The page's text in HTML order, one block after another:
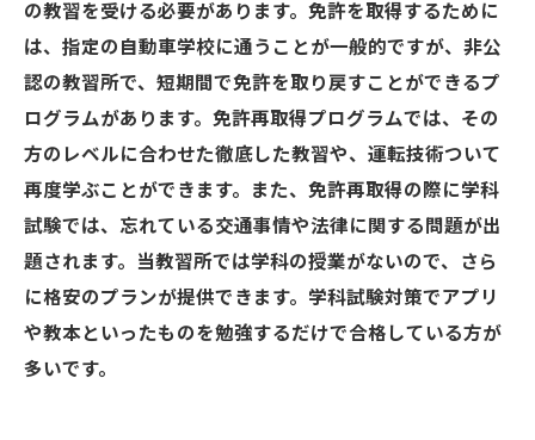
の教習を受ける必要があります。免許を取得するために
は、指定の自動車学校に通うことが一般的ですが、非公
認の教習所で、短期間で免許を取り戻すことができるプ
ログラムがあります。免許再取得プログラムでは、その
方のレベルに合わせた徹底した教習や、運転技術ついて
再度学ぶことができます。また、免許再取得の際に学科
試験では、忘れている交通事情や法律に関する問題が出
題されます。当教習所では学科の授業がないので、さら
に格安のプランが提供できます。学科試験対策でアプリ
や教本といったものを勉強するだけで合格している方が
多いです。